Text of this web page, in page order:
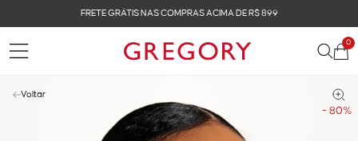
FRETE GRÁTIS NAS COMPRAS ACIMA DE R$ 899
0
- 80%
Voltar